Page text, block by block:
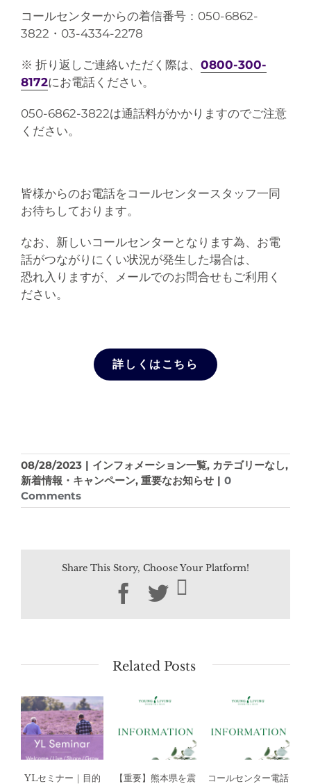
コールセンターからの着信番号：050-6862-
3822・03-4334-2278
※ 折り返しご連絡いただく際は、 0800-300-
8172にお電話ください。
050-6862-3822は通話料がかかりますのでご注意
ください。
皆様からのお電話をコールセンタースタッフ一同
お待ちしております。
なお、新しいコールセンターとなります為、お電
話がつながりにくい状況が発生した場合は、
恐れ入りますが、メールでのお問合せもご利用く
ださい。
詳しくはこちら
08/28/2023 | インフォメーション一覧, カテゴリーなし,
新着情報・キャンペーン, 重要なお知らせ | 0
Comments
Share This Story, Choose Your Platform!
Facebook
Twitter
Related Posts
YLセミナー｜目的
【重要】熊本県を震
コールセンター電話